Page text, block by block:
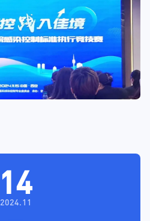
14
2024.11